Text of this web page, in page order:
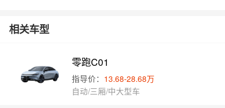
相关车型
零跑C01
指导价： 13.68-28.68万
自动/三厢/中大型车